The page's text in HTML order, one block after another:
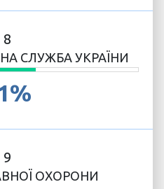
8
СЛУЖБА УКРАЇНИ
9
ОХОРОНИ